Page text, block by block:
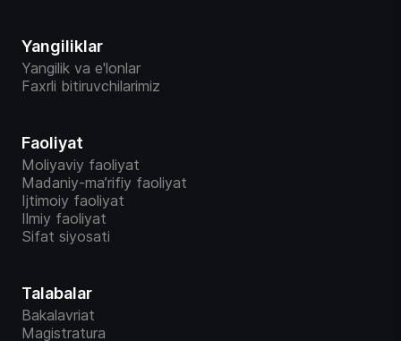
Yangiliklar
Yangilik va e'lonlar
Faxrli bitiruvchilarimiz
Faoliyat
Moliyaviy faoliyat
Madaniy-ma’rifiy faoliyat
Ijtimoiy faoliyat
Ilmiy faoliyat
Sifat siyosati
Talabalar
Bakalavriat
Magistratura